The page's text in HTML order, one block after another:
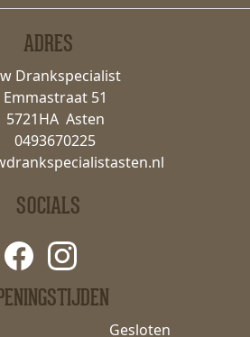
ADRES
Drankspecialist
Emmastraat 51
5721HA Asten
0493670225
Gesloten
SOCIALS